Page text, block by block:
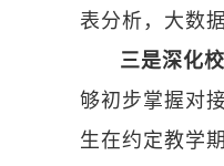
表分析，大数
三是深化
够初步掌握对
生在约定教学